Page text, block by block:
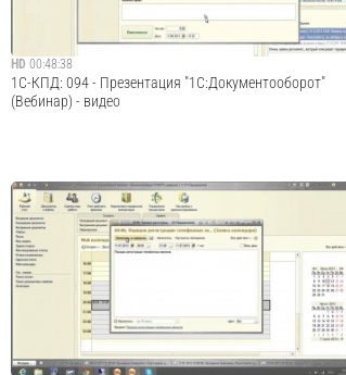
HD 00:48:38
1С-КПД: 094 - Презентация "1С:Документооборот"
(Вебинар) - видео
· · · · · · · · · · · · · · · · · · · · · · · · · · · · · · · · · · · · · · · · · · · · · · ·
Закажите демонстрацию «1С:Документооборот», пройдя
по ссылке: http://elektronnij-dokumentooborot.1c-
kpd.ru/demo/?utm_source=youtube · · · · · ·...
Cмотреть видео